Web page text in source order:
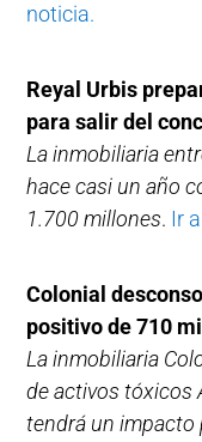
noticia.
Reyal Urbis
para salir del
La inmobiliaria
hace casi un año
1.700 millones. Ir
Colonial
positivo de 710
La inmobiliaria
de activos tóxicos
tendrá un impacto